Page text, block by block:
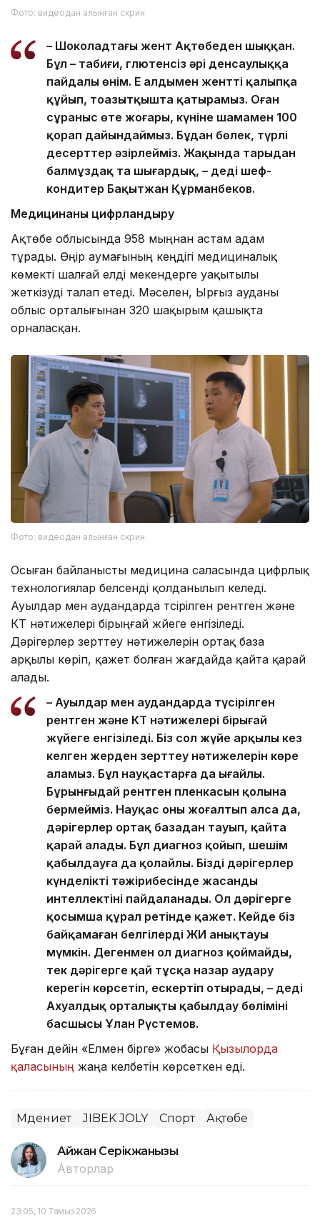
Фото: видеодан алынған скрин
– Шоколадтағы жент Ақтөбеден шыққан.
Бұл – табиғи, глютенсіз әрі денсаулыққа
пайдалы өнім. Ең алдымен жентті қалыпқа
құйып, тоңазытқышта қатырамыз. Оған
сұраныс өте жоғары, күніне шамамен 100
қорап дайындаймыз. Бұдан бөлек, түрлі
десерттер әзірлейміз. Жақында тарыдан
балмұздақ та шығардық, – деді шеф-
кондитер Бақытжан Құрманбеков.
Медицинаны цифрландыру
Ақтөбе облысында 958 мыңнан астам адам
тұрады. Өңір аумағының кеңдігі медициналық
көмекті шалғай елді мекендерге уақытылы
жеткізуді талап етеді. Мәселен, Ырғыз ауданы
облыс орталығынан 320 шақырым қашықта
орналасқан.
Фото: видеодан алынған скрин
Осыған байланысты медицина саласында цифрлық
технологиялар белсенді қолданылып келеді.
Ауылдар мен аудандарда түсірілген рентген және
КТ нәтижелері бірыңғай жүйеге енгізіледі.
Дәрігерлер зерттеу нәтижелерін ортақ база
арқылы көріп, қажет болған жағдайда қайта қарай
алады.
– Ауылдар мен аудандарда түсірілген
рентген және КТ нәтижелері бірыңғай
жүйеге енгізіледі. Біз сол жүйе арқылы кез
келген жерден зерттеу нәтижелерін көре
аламыз. Бұл науқастарға да ыңғайлы.
Бұрынғыдай рентген пленкасын қолына
бермейміз. Науқас оны жоғалтып алса да,
дәрігерлер ортақ базадан тауып, қайта
қарай алады. Бұл диагноз қойып, шешім
қабылдауға да қолайлы. Біздің дәрігерлер
күнделікті тәжірибесінде жасанды
интеллектіні пайдаланады. Ол дәрігерге
қосымша құрал ретінде қажет. Кейде біз
байқамаған белгілерді ЖИ анықтауы
мүмкін. Дегенмен ол диагноз қоймайды,
тек дәрігерге қай тұсқа назар аудару
керегін көрсетіп, ескертіп отырады, – деді
Ахуалдық орталықтың қабылдау бөлімінің
басшысы Ұлан Рүстемов.
Бұған дейін «Елмен бірге» жобасы Қызылорда
қаласының жаңа келбетін көрсеткен еді.
Мәдениет JIBEK JOLY Спорт Ақтөбе
Айжан Серікжанқызы
Авторлар
23:05, 10 Тамыз 2026